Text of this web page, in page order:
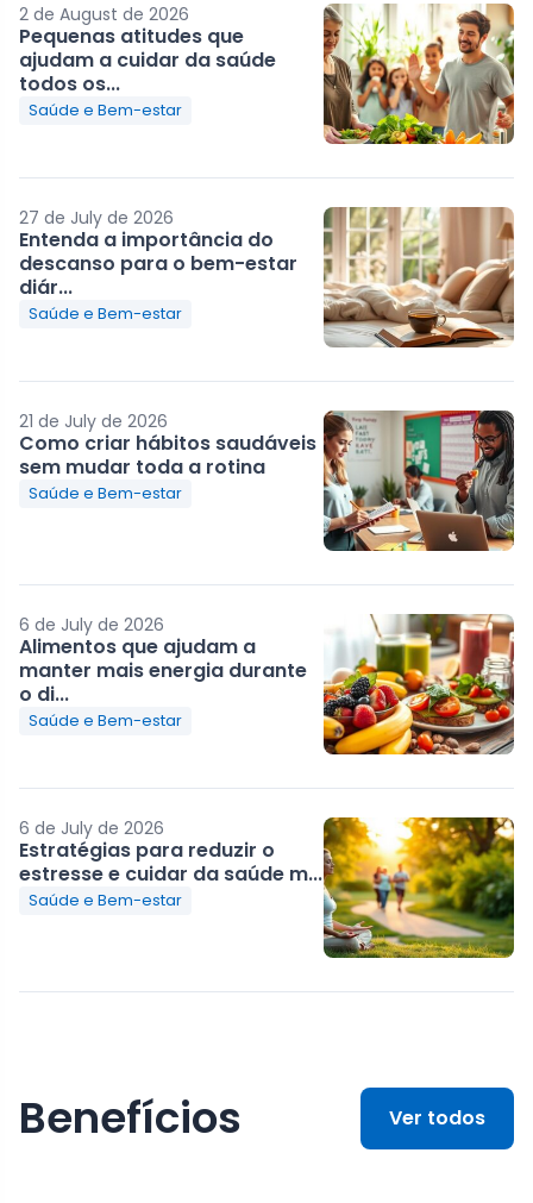
2 de August de 2026
Pequenas atitudes que
ajudam a cuidar da saúde
todos os...
Saúde e Bem-estar
27 de July de 2026
Entenda a importância do
descanso para o bem-estar
diár...
Saúde e Bem-estar
21 de July de 2026
Como criar hábitos saudáveis
sem mudar toda a rotina
Saúde e Bem-estar
6 de July de 2026
Alimentos que ajudam a
manter mais energia durante
o di...
Saúde e Bem-estar
6 de July de 2026
Estratégias para reduzir o
estresse e cuidar da saúde m...
Saúde e Bem-estar
Benefícios Ver todos